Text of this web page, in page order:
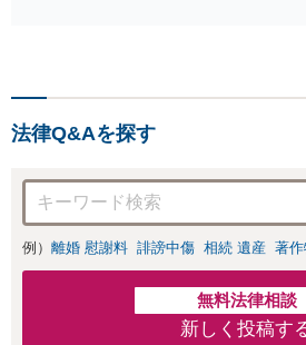
非
法律Q&Aを探す
例） 離婚 慰謝料 誹謗中傷 相続 遺産 著
無料法律相談
新しく投稿す